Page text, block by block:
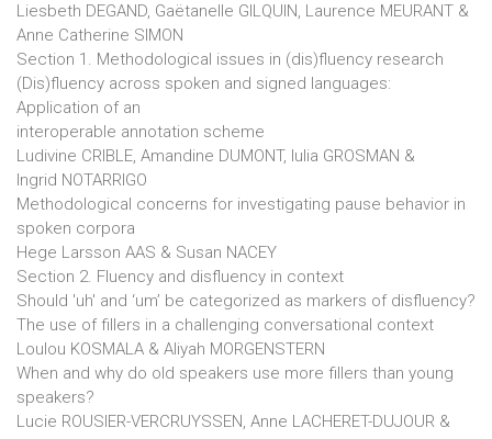
Liesbeth DEGAND, Gaëtanelle GILQUIN, Laurence MEURANT &
Anne Catherine SIMON
Section 1. Methodological issues in (dis)fluency research
(Dis)fluency across spoken and signed languages:
Application of an
interoperable annotation scheme
Ludivine CRIBLE, Amandine DUMONT, Iulia GROSMAN &
Ingrid NOTARRIGO
Methodological concerns for investigating pause behavior in
spoken corpora
Hege Larsson AAS & Susan NACEY
Section 2. Fluency and disfluency in context
Should 'uh' and ‘um’ be categorized as markers of disfluency?
The use of fillers in a challenging conversational context
Loulou KOSMALA & Aliyah MORGENSTERN
When and why do old speakers use more fillers than young
speakers?
Lucie ROUSIER-VERCRUYSSEN, Anne LACHERET-DUJOUR &